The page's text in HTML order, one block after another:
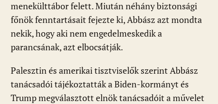
menekülttábor felett. Miután néhány biztonsági
főnök fenntartásait fejezte ki, Abbász azt mondta
nekik, hogy aki nem engedelmeskedik a
parancsának, azt elbocsátják.
Palesztin és amerikai tisztviselők szerint Abbász
tanácsadói tájékoztatták a Biden-kormányt és
Trump megválasztott elnök tanácsadóit a művelet